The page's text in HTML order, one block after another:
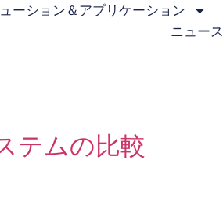
ーション＆アプリケーション
ニュース
テムの比較